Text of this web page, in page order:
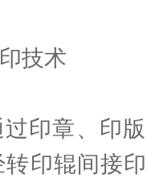
技术
章、印版
印辊间接